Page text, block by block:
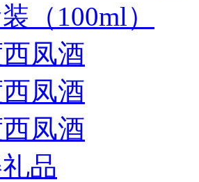
（100ml）
凤酒
凤酒
凤酒
品